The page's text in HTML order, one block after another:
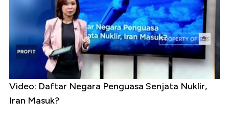
Video: Daftar Negara Penguasa Senjata Nuklir,
Iran Masuk?